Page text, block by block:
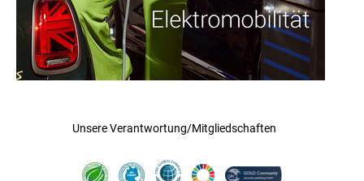
Unsere Verantwortung/Mitgliedschaften